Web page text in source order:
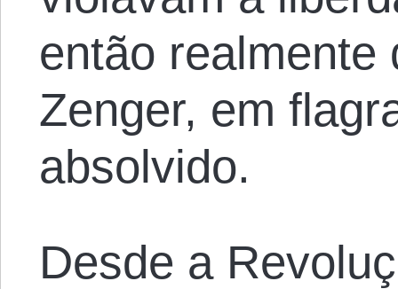
então realmente
Zenger, em
absolvido.
Desde a